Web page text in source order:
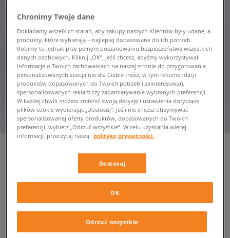
HELLY HANSEN W THE
FORESTER (10516011)
Chronimy Twoje dane
Dokładamy wszelkich starań, aby zakupy naszych Klientów były udane, a
produkty, które wybierają – najlepiej dopasowane do ich potrzeb.
Robimy to jednak przy pełnym poszanowaniu bezpieczeństwa wszystkich
danych osobowych. Kliknij „OK”, jeśli chcesz, abyśmy wykorzystywali
informacje o Twoich zachowaniach na naszej stronie do przygotowania
personalizowanych specjalnie dla Ciebie treści, w tym rekomendacji
produktów dopasowanych do Twoich potrzeb i zainteresowań,
spersonalizowanych reklam czy zapamiętywanie wybranych preferencji.
W każdej chwili możesz zmienić swoją decyzję i ustawienia dotyczące
plików cookie wybierając „Dostosuj”. Jeśli nie chcesz otrzymywać
spersonalizowanej oferty produktów, dopasowanych do Twoich
preferencji, wybierz „Odrzuć wszystkie”. W celu uzyskania więcej
informacji, przeczytaj naszą politykę prywatności.
Dostosuj
Odrzuć wszystkie
OK